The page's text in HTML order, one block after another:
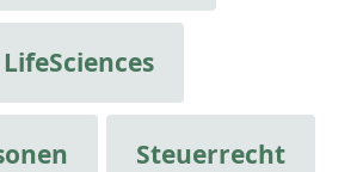
LifeSciences
Steuerrecht